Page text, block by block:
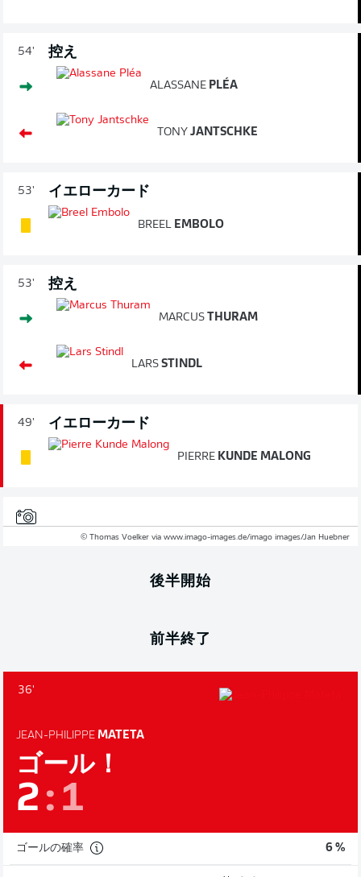
54' 控え
ALASSANE PLÉA
TONY JANTSCHKE
53' イエローカード
BREEL EMBOLO
53' 控え
MARCUS THURAM
LARS STINDL
49' イエローカード
PIERRE KUNDE MALONG
© Thomas Voelker via www.imago-images.de/imago images/Jan Huebner
後半開始
前半終了
36'
JEAN-PHILIPPE MATETA
ゴール！
2: 1
ゴールの確率 6 %